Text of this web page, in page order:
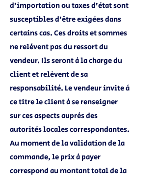
d’importation ou taxes d’état sont
susceptibles d’être exigées dans
certains cas. Ces droits et sommes
ne relèvent pas du ressort du
vendeur. Ils seront à la charge du
client et relèvent de sa
responsabilité. Le vendeur invite à
ce titre le client à se renseigner
sur ces aspects auprès des
autorités locales correspondantes.
Au moment de la validation de la
commande, le prix à payer
correspond au montant total de la